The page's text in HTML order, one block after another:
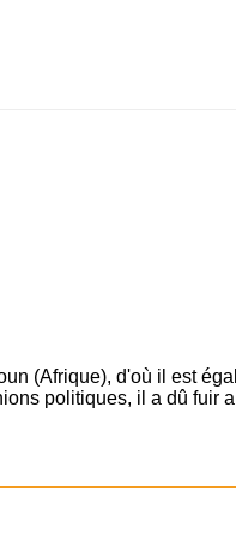
(Afrique), d'où il est
politiques, il a dû fuir